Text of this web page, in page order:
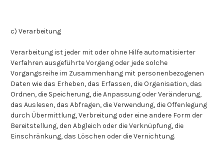
c) Verarbeitung
Verarbeitung ist jeder mit oder ohne Hilfe automatisierter
Verfahren ausgeführte Vorgang oder jede solche
Vorgangsreihe im Zusammenhang mit personenbezogenen
Daten wie das Erheben, das Erfassen, die Organisation, das
Ordnen, die Speicherung, die Anpassung oder Veränderung,
das Auslesen, das Abfragen, die Verwendung, die Offenlegung
durch Übermittlung, Verbreitung oder eine andere Form der
Bereitstellung, den Abgleich oder die Verknüpfung, die
Einschränkung, das Löschen oder die Vernichtung.